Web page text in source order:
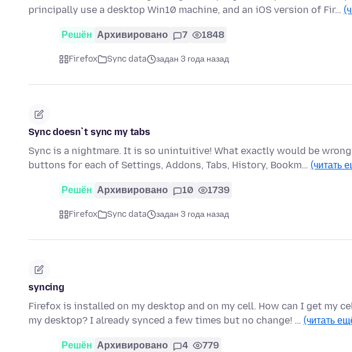
principally use a desktop Win10 machine, and an iOS version of Fir…
Решён Архивировано 7 1848
Firefox Sync data задан 3 года назад
Sync doesn`t sync my tabs
Sync is a nightmare. It is so unintuitive! What exactly would be
buttons for each of Settings, Addons, Tabs, History, Bookm… (читать
Решён Архивировано 10 1739
Firefox Sync data задан 3 года назад
syncing
Firefox is installed on my desktop and on my cell. How can I get my
my desktop? I already synced a few times but no change! … (читать
Решён Архивировано 4 779